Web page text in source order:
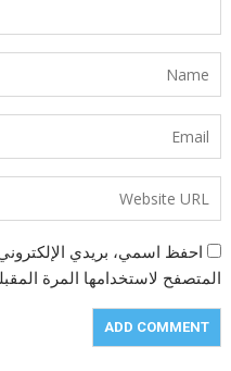
احفظ اسمي، بريدي
المتصفح لاستخدامها المرة